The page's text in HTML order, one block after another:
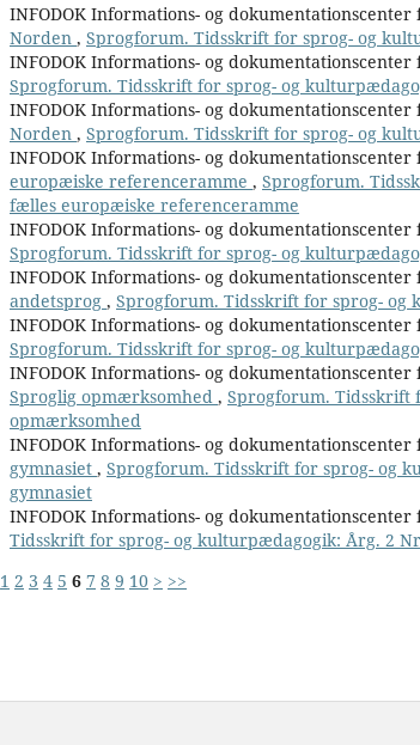
INFODOK Informations- og
Norden , Sprogforum. Tidsskrift for sprog- og
INFODOK Informations- og
Sprogforum. Tidsskrift for sprog- og
INFODOK Informations- og
Norden , Sprogforum. Tidsskrift for sprog- og
INFODOK Informations- og
europæiske referenceramme , Sprogforum.
fælles europæiske referenceramme
INFODOK Informations- og
Sprogforum. Tidsskrift for sprog- og
INFODOK Informations- og
andetsprog , Sprogforum. Tidsskrift for sprog- og
INFODOK Informations- og
Sprogforum. Tidsskrift for sprog- og
INFODOK Informations- og
Sproglig opmærksomhed , Sprogforum. Tidsskrift
opmærksomhed
INFODOK Informations- og
gymnasiet , Sprogforum. Tidsskrift for sprog- og
gymnasiet
INFODOK Informations- og
Tidsskrift for sprog- og kulturpædagogik: Årg. 2
1 2 3 4 5 6 7 8 9 10 > >>